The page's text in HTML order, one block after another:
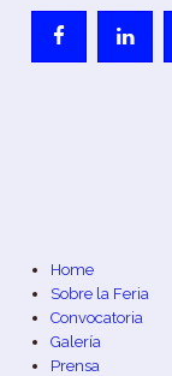
Home
Sobre la Feria
Convocatoria
Galería
Prensa